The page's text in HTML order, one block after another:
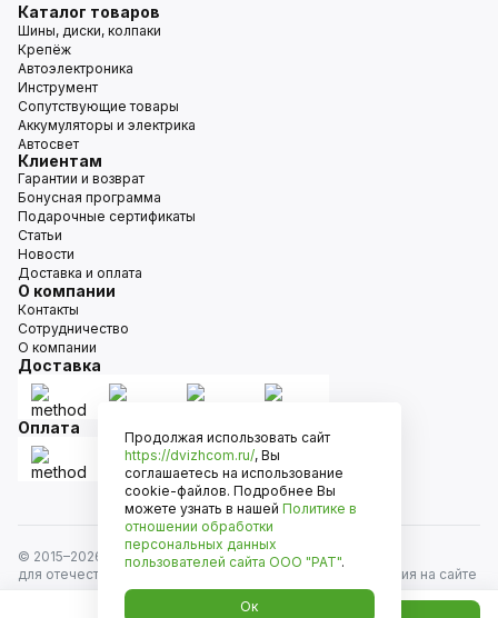
Каталог товаров
Шины, диски, колпаки
Крепёж
Автоэлектроника
Инструмент
Сопутствующие товары
Аккумуляторы и электрика
Автосвет
Клиентам
Гарантии и возврат
Бонусная программа
Подарочные сертификаты
Статьи
Новости
Доставка и оплата
О компании
Контакты
Сотрудничество
О компании
Доставка
Оплата
© 2015–2026
Движком — сеть магазинов автозапчастей
для отечественных автомобилей и иномарок. Информация на сайте
носит исключительно информационный характер и не является
публичной офертой, определяемой положениями
Продолжая использовать сайт
https://dvizhcom.ru/, Вы
соглашаетесь на использование
cookie-файлов. Подробнее Вы
можете узнать в нашей Политике в
отношении обработки
персональных данных
пользователей сайта ООО "РАТ".
Ок